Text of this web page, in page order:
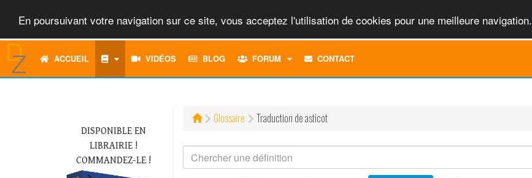
En poursuivant votre navigation sur ce site, vous acceptez l'utilisation de cookies pour une meilleure navigation.
ACCUEIL VIDÉOS BLOG FORUM
TOGGLECONTACT
DISPONIBLE EN
LIBRAIRIE !
COMMANDEZ-LE !
Glossaire Traduction de asticot